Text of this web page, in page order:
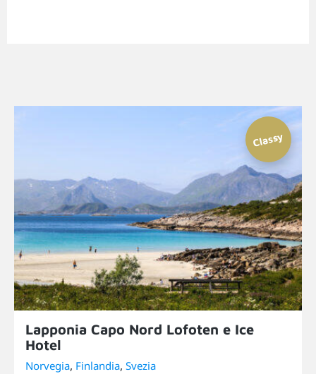
Lapponia Capo Nord Lofoten e Ice
Hotel
Norvegia, Finlandia, Svezia